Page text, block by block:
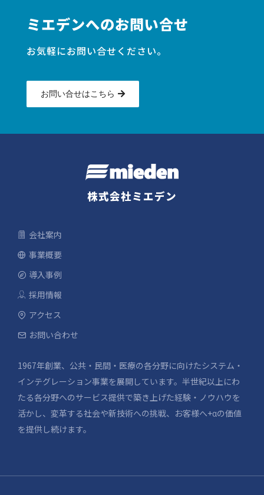
ミエデンへのお問い合せ
お気軽にお問い合せください。
お問い合せはこちら
株式会社ミエデン
会社案内
事業概要
導入事例
採用情報
アクセス
お問い合わせ
1967年創業、公共・民間・医療の各分野に向けたシステム・
インテグレーション事業を展開しています。半世紀以上にわ
たる各分野へのサービス提供で築き上げた経験・ノウハウを
活かし、変革する社会や新技術への挑戦、お客様へ+αの価値
を提供し続けます。